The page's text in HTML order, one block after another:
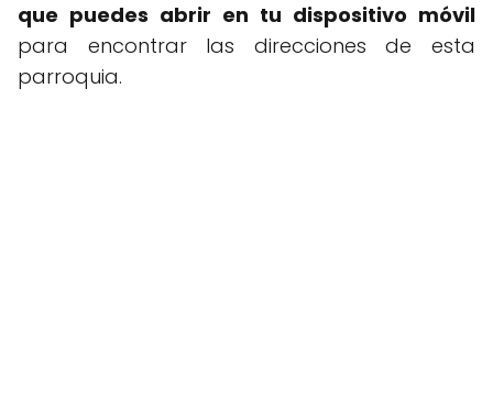
que puedes abrir en tu dispositivo móvil
para encontrar las direcciones de esta
parroquia.